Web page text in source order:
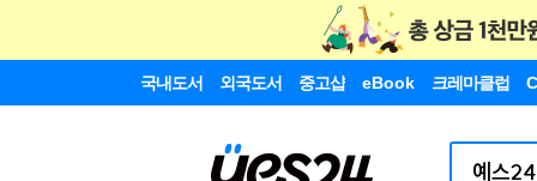
국내도서 외국도서 중고샵 eBook 크레마클럽